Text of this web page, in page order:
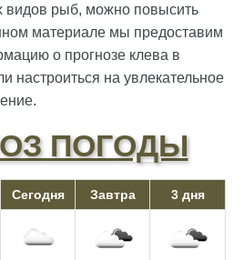
видов рыб, можно повысить
материале мы предоставим
о прогнозе клева в
настроиться на увлекательное
ПОГОДЫ
Сегодня Завтра 3 дня